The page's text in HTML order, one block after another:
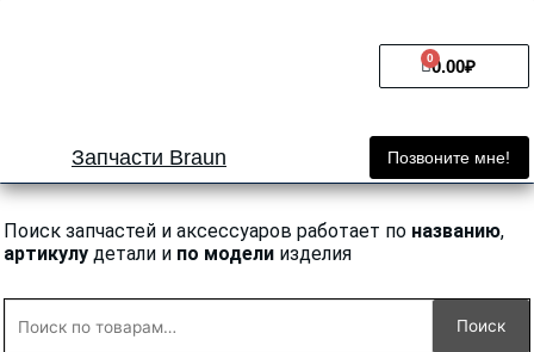
0.00₽
0
Cart
Запчасти Braun Позвоните мне!
Поиск запчастей и аксессуаров работает по названию,
артикулу детали и по модели изделия
Поиск